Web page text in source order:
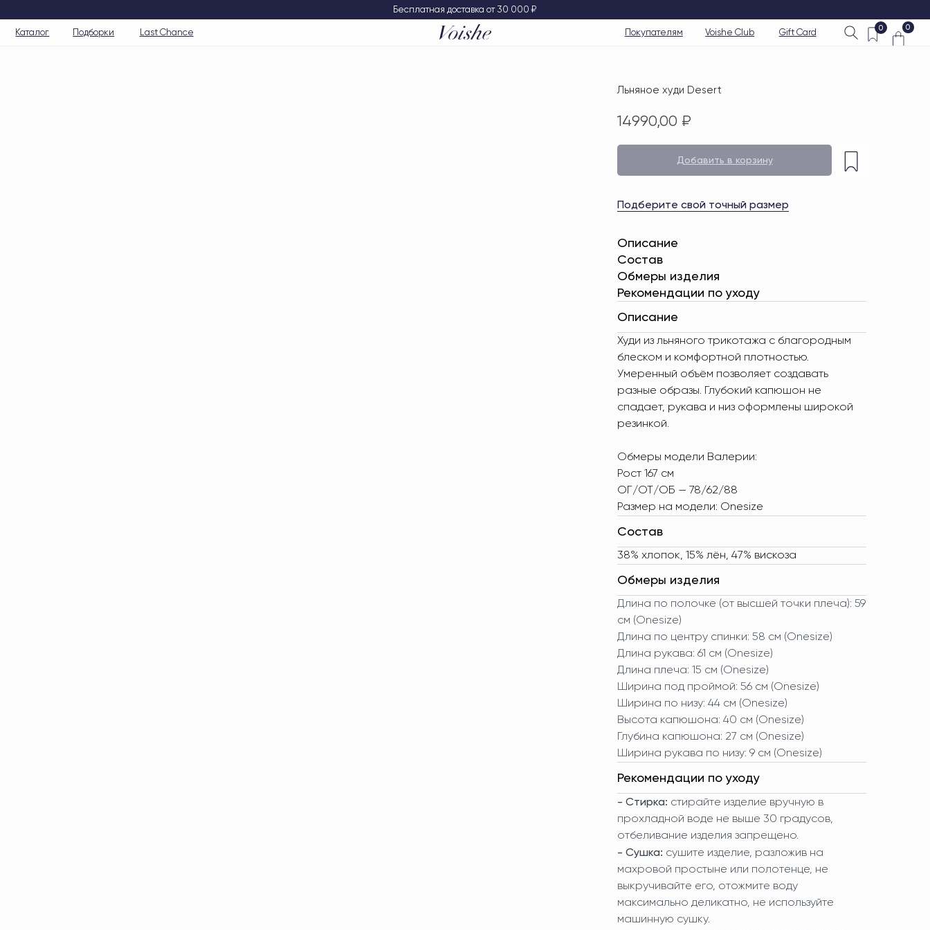
Бесплатная доставка от 30 000 ₽
Каталог Подборки Last Chance Voishe Club Gift Card
Льняное худи Desert
14990,00 ₽
Добавить в корзину
Подберите свой точный размер
Описание
Состав
Обмеры изделия
Рекомендации по уходу
Описание
Худи из льняного трикотажа с благородным
блеском и комфортной плотностью.
Умеренный объём позволяет создавать
разные образы. Глубокий капюшон не
спадает, рукава и низ оформлены широкой
резинкой.
Обмеры модели Валерии:
Рост 167 см
ОГ/ОТ/ОБ — 78/62/88
Размер на модели: Onesize
Состав
38% хлопок, 15% лён, 47% вискоза
Обмеры изделия
Длина по полочке (от высшей точки плеча): 59
см (Onesize)
Длина по центру спинки: 58 см (Onesize)
Длина рукава: 61 см (Onesize)
Длина плеча: 15 см (Onesize)
Ширина под проймой: 56 см (Onesize)
Ширина по низу: 44 см (Onesize)
Высота капюшона: 40 см (Onesize)
Глубина капюшона: 27 см (Onesize)
Ширина рукава по низу: 9 см (Onesize)
Рекомендации по уходу
- Стирка: стирайте изделие вручную в
прохладной воде не выше 30 градусов,
отбеливание изделия запрещено.
- Сушка: сушите изделие, разложив на
махровой простыне или полотенце, не
выкручивайте его, отожмите воду
максимально деликатно, не используйте
машинную сушку.